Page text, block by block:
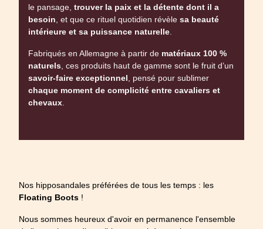
le pansage, trouver la paix et la détente dont il a
besoin , et que ce rituel quotidien révèle sa beauté
intérieure et sa puissance naturelle
Fabriqués en Allemagne à partir de matériaux 100 %
naturels , ces produits haut de gamme sont le fruit d’un
savoir-faire exceptionnel , pensé pour sublimer
chaque moment de complicité entre cavaliers et
chevaux
Nos hipposandales préférées de tous les temps : les
Floating Boots !
Nous sommes heureux d'avoir en permanence l'ensemble